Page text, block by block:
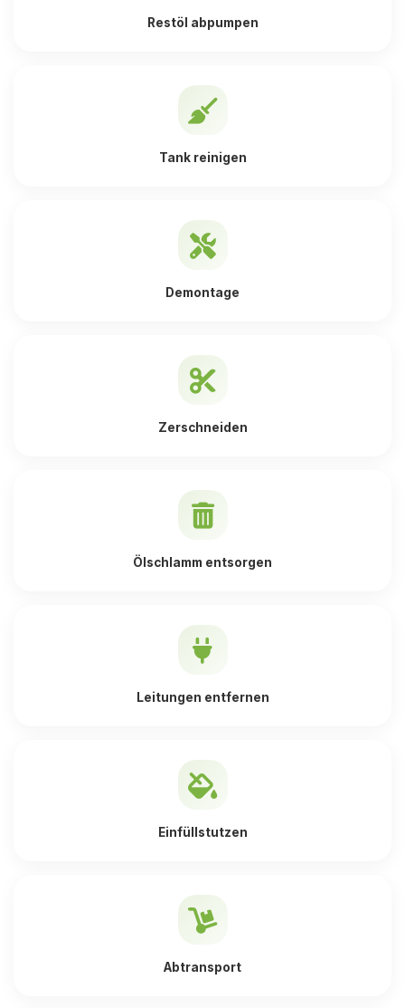
Restöl abpumpen
Tank reinigen
Demontage
Zerschneiden
Ölschlamm entsorgen
Leitungen entfernen
Einfüllstutzen
Abtransport